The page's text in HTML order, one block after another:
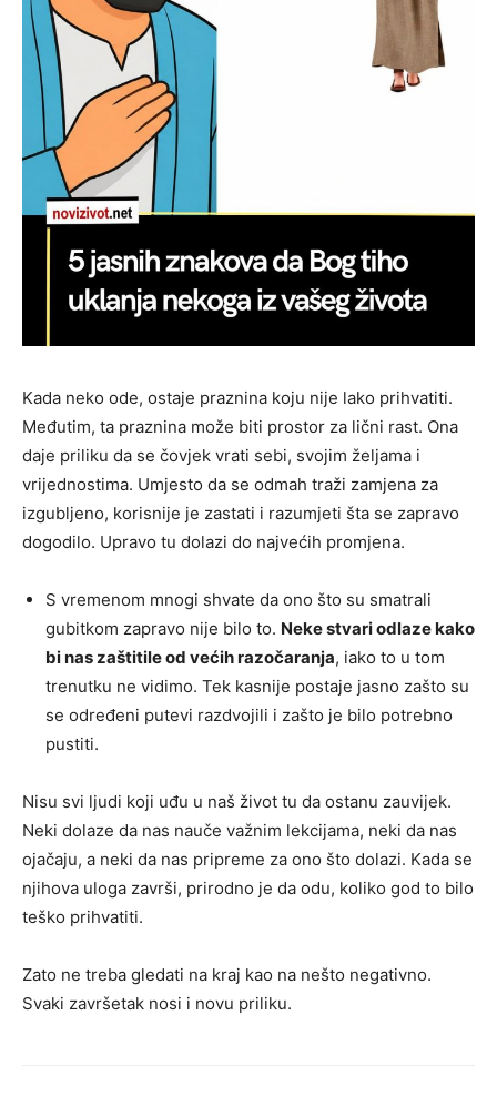
Kada neko ode, ostaje praznina koju nije lako prihvatiti.
Međutim, ta praznina može biti prostor za lični rast. Ona
daje priliku da se čovjek vrati sebi, svojim željama i
vrijednostima. Umjesto da se odmah traži zamjena za
izgubljeno, korisnije je zastati i razumjeti šta se zapravo
dogodilo. Upravo tu dolazi do najvećih promjena.
S vremenom mnogi shvate da ono što su smatrali
gubitkom zapravo nije bilo to. Neke stvari odlaze kako
bi nas zaštitile od većih razočaranja, iako to u tom
trenutku ne vidimo. Tek kasnije postaje jasno zašto su
se određeni putevi razdvojili i zašto je bilo potrebno
pustiti.
Nisu svi ljudi koji uđu u naš život tu da ostanu zauvijek.
Neki dolaze da nas nauče važnim lekcijama, neki da nas
ojačaju, a neki da nas pripreme za ono što dolazi. Kada se
njihova uloga završi, prirodno je da odu, koliko god to bilo
teško prihvatiti.
Zato ne treba gledati na kraj kao na nešto negativno.
Svaki završetak nosi i novu priliku.